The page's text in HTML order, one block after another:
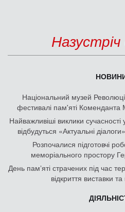
Назустріч
Національний музей
фестивалі пам'яті Коменданта
Найважливіші виклики сучасності
відбудуться «Актуальні
Розпочалися підготовчі
меморіального простору
День памʼяті страчених під час
відкриття виставки